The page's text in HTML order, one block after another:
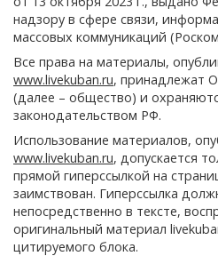
надзору в сфере связи,
массовых коммуникаций
Все права на материалы,
www.livekuban.ru, принадлежат
(далее – общество) и
законодательством РФ.
Использование материалов,
www.livekuban.ru, допускается
прямой гиперссылкой на
заимствован. Гиперссылка
непосредственно в тексте,
оригинальный материал
цитируемого блока.